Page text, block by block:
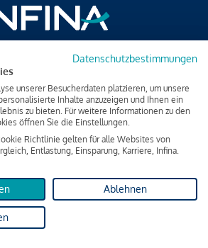
Brixner Straße 2/4
6020 Innsbruck
T+43 512 584380
office@infina.at
Impressum
& Cookies
Datenschutzbestimmungen
unserer Besucherdaten platzieren, um unsere
Inhalte anzuzeigen und Ihnen ein
zu bieten. Für weitere Informationen zu den
öffnen Sie die Einstellungen.
Richtlinie gelten für alle Websites von
Entlastung, Einsparung, Karriere, Infina.
Ablehnen